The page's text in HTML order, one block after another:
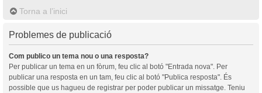
Torna a l’inici
Problemes de publicació
Com publico un tema nou o una resposta?
Per publicar un tema en un fòrum, feu clic al botó "Entrada nova". Per
publicar una resposta en un tam, feu clic al botó "Publica resposta". És
possible que us hagueu de registrar per poder publicar un missatge. Teniu